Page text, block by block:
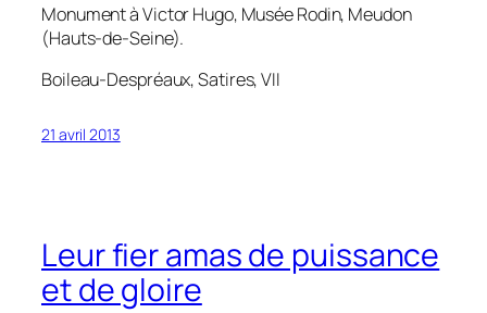
Monument à Victor Hugo, Musée Rodin, Meudon
(Hauts-de-Seine).
Boileau-Despréaux,Satires, VII
21 avril 2013
Leur fier amas de puissance
et de gloire